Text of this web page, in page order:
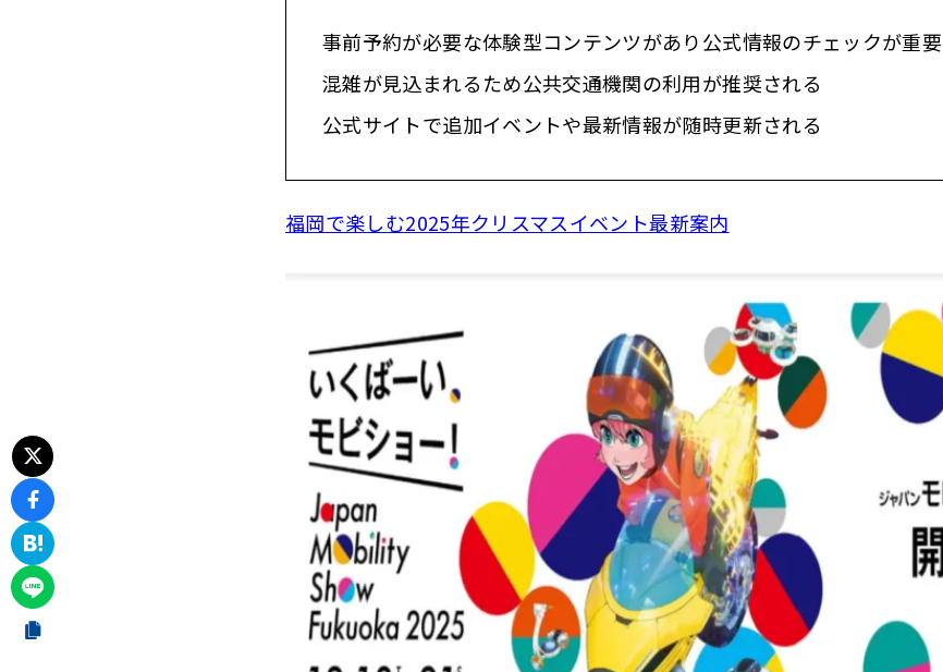
事前予約が必要な体験型コンテンツがあり公式情報のチェックが重要
混雑が見込まれるため公共交通機関の利用が推奨される
公式サイトで追加イベントや最新情報が随時更新される
福岡で楽しむ2025年クリスマスイベント最新案内